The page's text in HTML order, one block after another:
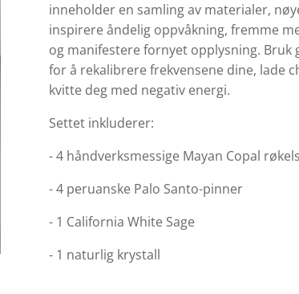
inneholder en samling av materialer,
inspirere åndelig oppvåkning, fremme
og manifestere fornyet opplysning. Bruk
for å rekalibrere frekvensene dine, lade
kvitte deg med negativ energi.
Settet inkluderer:
- 4 håndverksmessige Mayan Copal
- 4 peruanske Palo Santo-pinner
- 1 California White Sage
- 1 naturlig krystall